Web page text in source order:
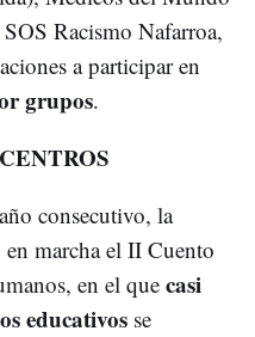
Racismo Nafarroa,
a participar en
grupos.
consecutivo, la
marcha el II Cuento
en el quecasi
educativos se